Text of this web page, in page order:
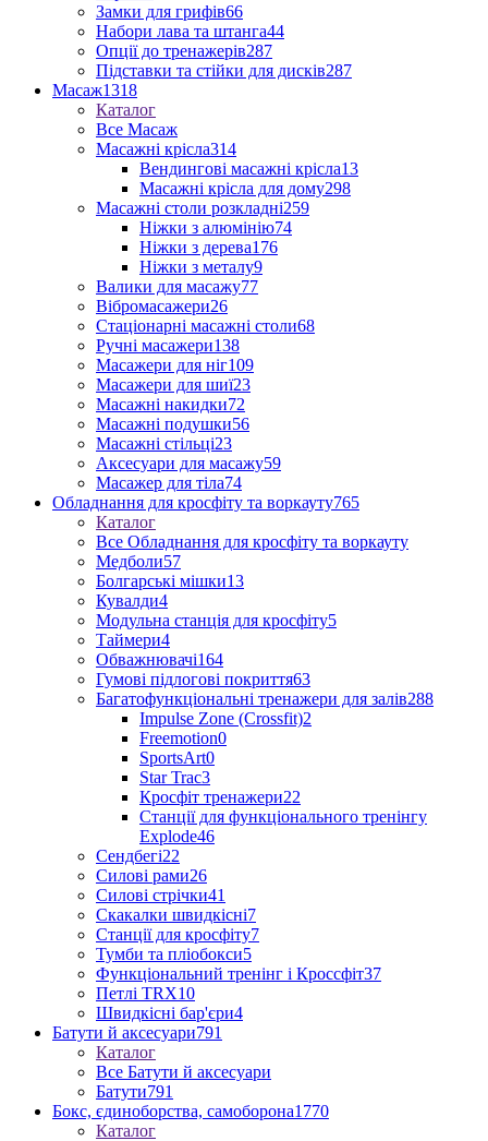
Замки для грифів66
Набори лава та штанга44
Опції до тренажерів287
Підставки та стійки для дисків287
Масаж1318
Каталог
Все Масаж
Масажні крісла314
Вендингові масажні крісла13
Масажні крісла для дому298
Масажні столи розкладні259
Ніжки з алюмінію74
Ніжки з дерева176
Ніжки з металу9
Валики для масажу77
Вібромасажери26
Стаціонарні масажні столи68
Ручні масажери138
Масажери для ніг109
Масажери для шиї23
Масажні накидки72
Масажні подушки56
Масажні стільці23
Аксесуари для масажу59
Масажер для тіла74
Обладнання для кросфіту та воркауту765
Каталог
Все Обладнання для кросфіту та воркауту
Медболи57
Болгарські мішки13
Кувалди4
Модульна станція для кросфіту5
Таймери4
Обважнювачі164
Гумові підлогові покриття63
Багатофункціональні тренажери для залів288
Impulse Zone (Crossfit)2
Freemotion0
SportsArt0
Star Trac3
Кросфіт тренажери22
Станції для функціонального тренінгу
Explode46
Сендбегі22
Силові рами26
Силові стрічки41
Скакалки швидкісні7
Станції для кросфіту7
Тумби та пліобокси5
Функціональний тренінг і Кроссфіт37
Петлі TRX10
Швидкісні бар'єри4
Батути й аксесуари791
Каталог
Все Батути й аксесуари
Батути791
Бокс, єдиноборства, самоборона1770
Каталог